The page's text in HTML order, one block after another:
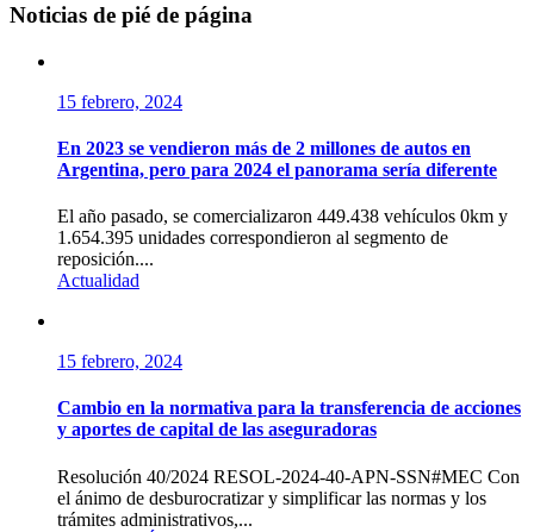
Noticias de pié de página
15 febrero, 2024
En 2023 se vendieron más de 2 millones de autos en
Argentina, pero para 2024 el panorama sería diferente
El año pasado, se comercializaron 449.438 vehículos 0km y
1.654.395 unidades correspondieron al segmento de
reposición....
Actualidad
15 febrero, 2024
Cambio en la normativa para la transferencia de acciones
y aportes de capital de las aseguradoras
Resolución 40/2024 RESOL-2024-40-APN-SSN#MEC Con
el ánimo de desburocratizar y simplificar las normas y los
trámites administrativos,...